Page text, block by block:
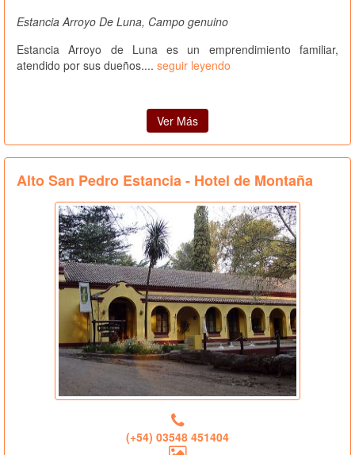
Estancia Arroyo De Luna, Campo genuino
Estancia Arroyo de Luna es un emprendimiento familiar,
atendido por sus dueños.... seguir leyendo
Ver Más
Alto San Pedro Estancia - Hotel de Montaña
(+54) 03548 451404